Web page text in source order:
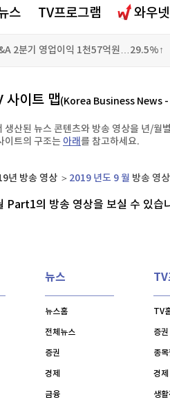
스 TV프로그램 와우넷
"정부의 용산공원 주택공급 추진에 반대"
2분기 영업이익 1천57억원…29.5%↑
'흑백요리사' 시즌3"
] 마켓워치
브
인사이트
뉴스홈
증권
부동산
글로벌경제
증권 데이터
매매신호 (랭킹
사이트 맵(Korea Business News
생산된 뉴스 콘텐츠와 방송 영상을 년/월
이트의 구조는아래를 참고하세요.
년 방송 영상 2019 년도 9 월 방송 영
Part1의 방송 영상을 보실 수 있습
뉴스
뉴스홈
전체뉴스
증권
경제
금융
TV
TV
증권
종
경제
생